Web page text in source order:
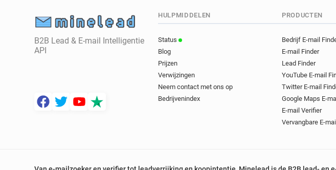
B2B Lead & E-mail Intelligentie
API
HULPMIDDELEN
Status
Blog
Prijzen
Verwijzingen
Neem contact met ons op
Bedrijvenindex
PRODUCTEN
Bedrijf E-mail
E-mail Finder
Lead Finder
YouTube E-mail
Twitter E-mail
Google Maps E-
E-mail Verifier
Vervangbare E-